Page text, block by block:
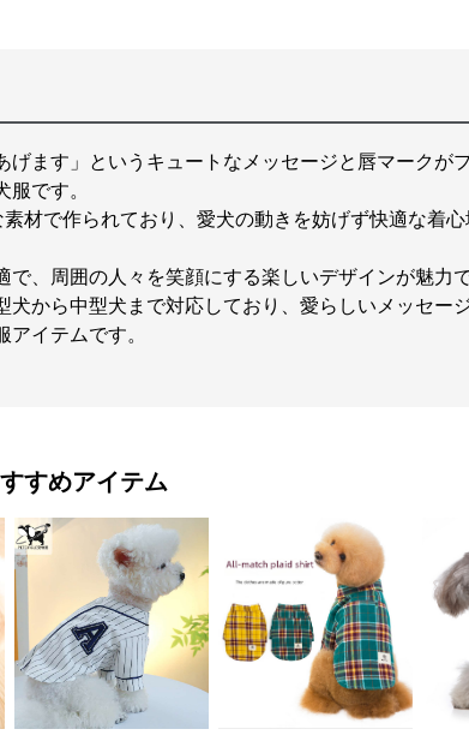
げます」というキュートなメッセージと唇マークが
服です。
材で作られており、愛犬の動きを妨げず快適な着心
で、周囲の人々を笑顔にする楽しいデザインが魅力で
犬から中型犬まで対応しており、愛らしいメッセー
アイテムです。
すめアイテム